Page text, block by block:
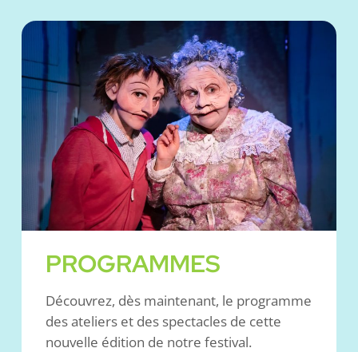
PROGRAMMES
Découvrez, dès maintenant, le programme
des ateliers et des spectacles de cette
nouvelle édition de notre festival.